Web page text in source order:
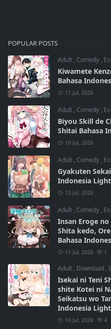
POPULAR POSTS
Adult , Comedy ,
Kiwamete
Bahasa
11 Jul, 2026
Adult , Comedy ,
Biyou Skill de
Shitai Bahasa
10 Jul, 2026
Adult , Comedy ,
Gyakuten
Indonesia
12 Jul, 2026
Adult , Comedy ,
Insan Eroge
Shita kedo,
Bahasa
11 Jul, 2026 1
Adult , Download ,
Isekai ni Teni
shite Kotei ni
Seikatsu wo
Indonesia
10 Jul, 2026 4